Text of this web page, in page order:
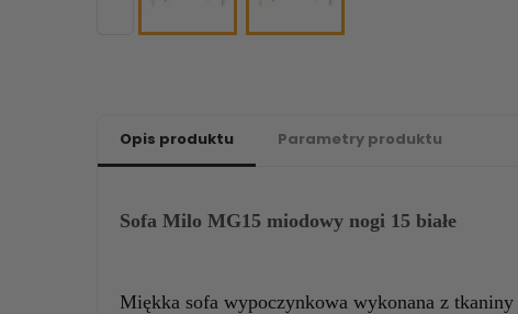
Opis produktu Parametry produktu
Sofa Milo MG15 miodowy nogi 15 białe
Miękka sofa wypoczynkowa wykonana z